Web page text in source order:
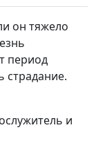
он тяжело
период
страдание.
и
Николай
и
Николай
#27